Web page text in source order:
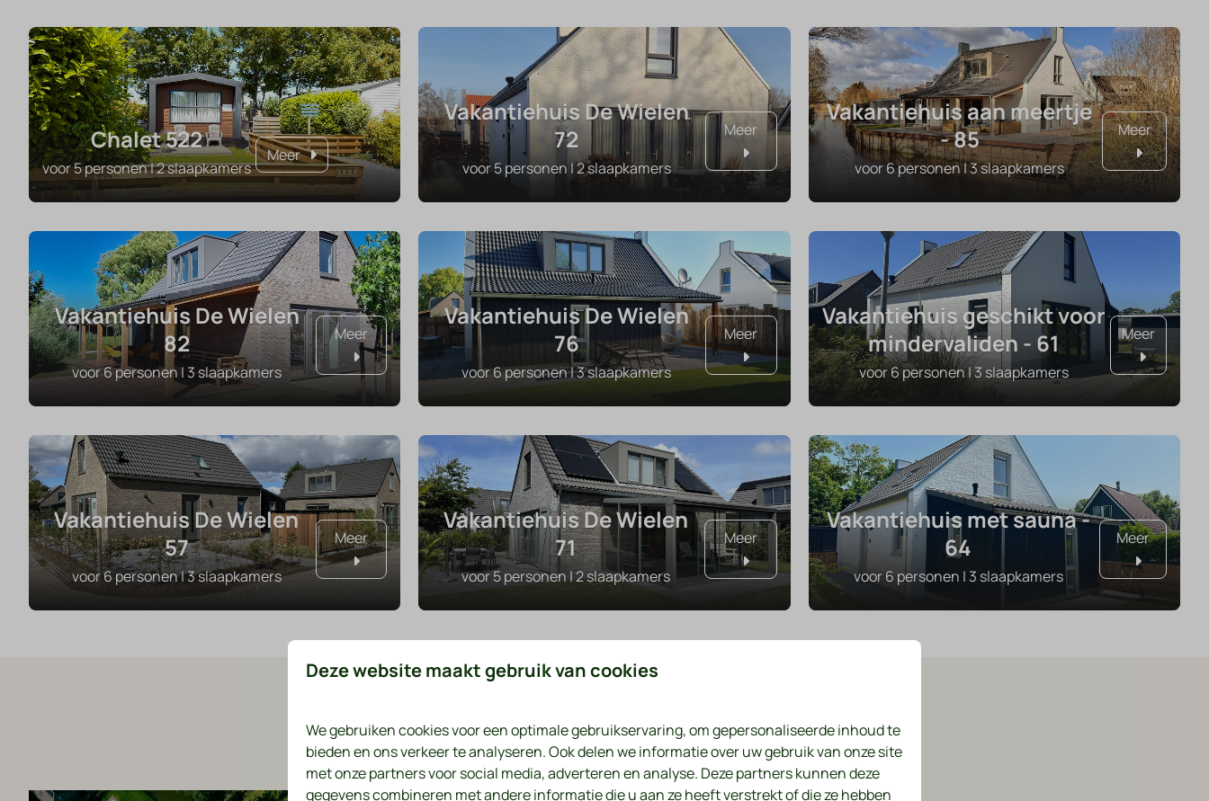
Chalet 522
voor 5 personen | 2 slaapkamers
Meer
Vakantiehuis De Wielen
72
voor 5 personen | 2 slaapkamers
Meer
Vakantiehuis aan meertje
- 85
voor 6 personen | 3 slaapkamers
Meer
Vakantiehuis De Wielen
82
voor 6 personen | 3 slaapkamers
Meer
Vakantiehuis De Wielen
76
voor 6 personen | 3 slaapkamers
Meer
Vakantiehuis geschikt voor
mindervaliden - 61
voor 6 personen | 3 slaapkamers
Meer
Vakantiehuis De Wielen
57
voor 6 personen | 3 slaapkamers
Meer
Vakantiehuis De Wielen
71
voor 5 personen | 2 slaapkamers
Meer
Vakantiehuis met sauna -
64
voor 6 personen | 3 slaapkamers
Meer
Verveel je geen moment
Deze website maakt gebruik van cookies
We gebruiken cookies voor een optimale gebruikservaring, om gepersonaliseerde inhoud te
bieden en ons verkeer te analyseren. Ook delen we informatie over uw gebruik van onze site
met onze partners voor social media, adverteren en analyse. Deze partners kunnen deze
gegevens combineren met andere informatie die u aan ze heeft verstrekt of die ze hebben